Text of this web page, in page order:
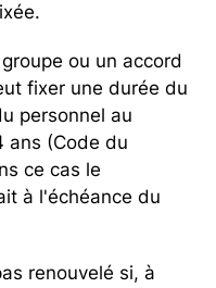
ou un accord
fixer une durée du
personnel au
ans (Code du
ce cas le
à l'échéance du
renouvelé si, à